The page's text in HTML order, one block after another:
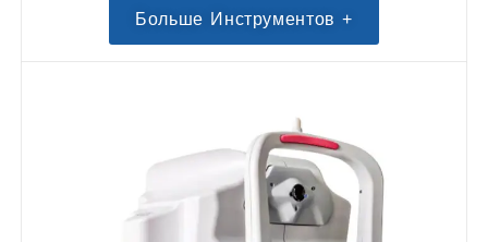
Больше Инструментов +